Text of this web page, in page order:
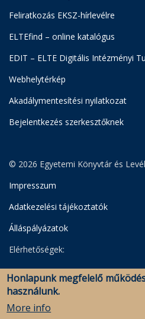
Feliratkozás EKSZ-hírlevélre
ELTEfind – online katalógus
EDIT – ELTE Digitális Intézményi
Webhelytérkép
Akadálymentesítési nyilatkozat
Bejelentkezés szerkesztőknek
© 2026 Egyetemi Könyvtár és
Impresszum
Adatkezelési tájékoztatók
Álláspályázatok
Elérhetőségek:
Egyetemi Könyvtár
Levéltár
Savaria Könyvtár és Levéltár
Honlapunk megfelelő
használunk.
More info